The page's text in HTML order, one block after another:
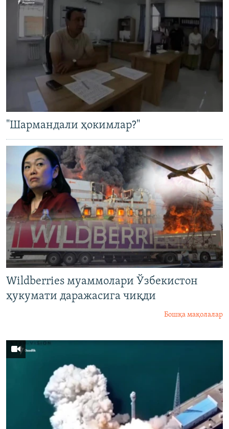
"Шармандали ҳокимлар?"
Wildberries муаммолари Ўзбекистон
ҳукумати даражасига чиқди
Бошқа мақолалар